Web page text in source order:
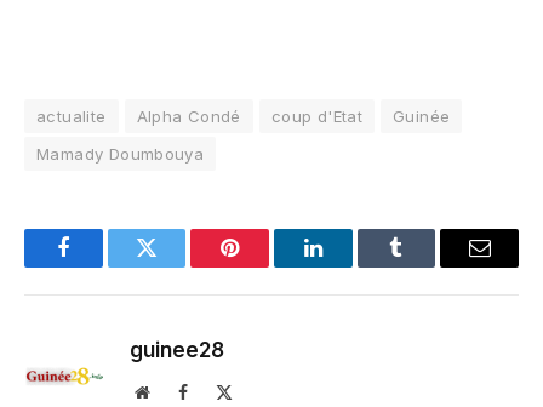
actualite Alpha Condé coup d'Etat
Guinée
Mamady Doumbouya
FacebookTwitter Pinterest LinkedInTumblr Email
guinee28
WebsiteFacebook